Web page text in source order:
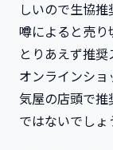
しいので生協推
噂によると売
とりあえず推
オンラインシ
気屋の店頭で推
ではないでしょ